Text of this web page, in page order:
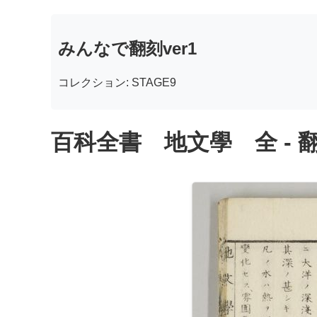
みんなで翻刻ver1
コレクション: STAGE9
百科全書 地文學 全 -